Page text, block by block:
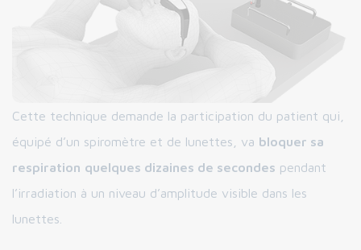
Cette technique demande la participation du patient qui,
équipé d’un spiromètre et de lunettes, va bloquer sa
respiration quelques dizaines de secondes pendant
l’irradiation à un niveau d’amplitude visible dans les
lunettes.